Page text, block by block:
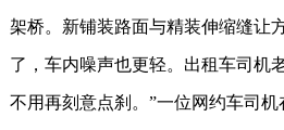
架桥。新铺装路面与精装伸缩缝让
了，车内噪声也更轻。出租车司机
不用再刻意点刹。”一位网约车司